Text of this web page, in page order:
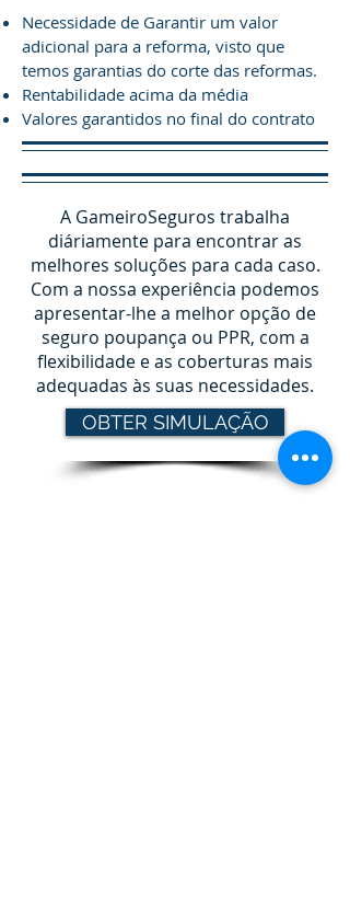
Necessidade de Garantir um valor
adicional para a reforma, visto que
temos garantias do corte das reformas.
Rentabilidade acima da média
Valores garantidos no final do contrato
A GameiroSeguros trabalha
diáriamente para encontrar as
melhores soluções para cada caso.
Com a nossa experiência podemos
apresentar-lhe a melhor opção de
seguro poupança ou PPR, com a
flexibilidade e as coberturas mais
adequadas às suas necessidades.
OBTER SIMULAÇÃO